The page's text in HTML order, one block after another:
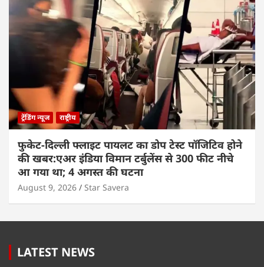
ट्रेंडिंग न्यूज राष्ट्रीय
फुकेट-दिल्ली फ्लाइट पायलट का डोप टेस्ट पॉजिटिव होने
की खबर:एअर इंडिया विमान टर्बुलेंस से 300 फीट नीचे
आ गया था; 4 अगस्त की घटना
August 9, 2026 Star Savera
LATEST NEWS